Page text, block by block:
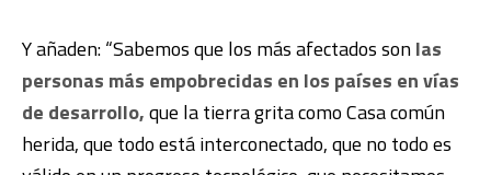
Y añaden: “Sabemos que los más afectados sonlas
personas más empobrecidas en los países en vías
de desarrollo,que la tierra grita como Casa común
herida, que todo está interconectado, que no todo es